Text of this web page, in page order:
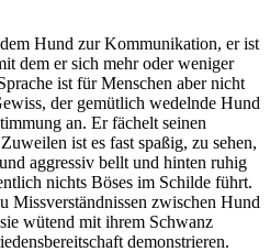
Hund zur Kommunikation, er ist
dem er sich mehr oder weniger
ist für Menschen aber nicht
der gemütlich wedelnde Hund
an. Er fächelt seinen
ist es fast spaßig, zu sehen,
aggressiv bellt und hinten ruhig
nichts Böses im Schilde führt.
Missverständnissen zwischen Hund
wütend mit ihrem Schwanz
demonstrieren.